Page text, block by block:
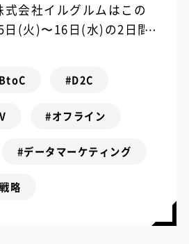
式会社イルグルムはこの
(火)〜16日(水)の2日間に
#D2C
#オフライン
#データマーケティング
略